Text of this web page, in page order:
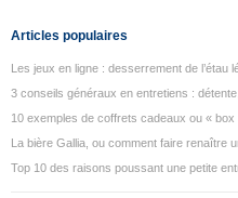
Articles populaires
Les jeux en ligne : desserrement de l’étau
3 conseils généraux en entretiens :
10 exemples de coffrets cadeaux ou « box
La bière Gallia, ou comment faire renaître
Top 10 des raisons poussant une petite